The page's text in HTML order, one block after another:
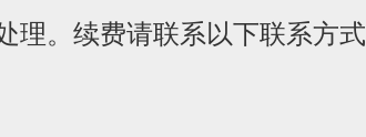
理。续费请联系以下联系方式